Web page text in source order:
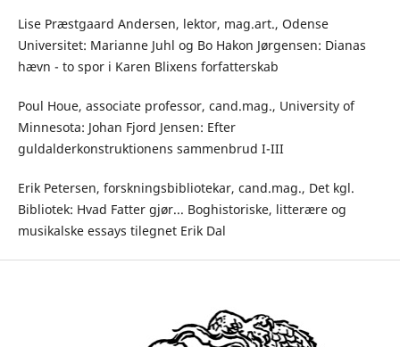
Lise Præstgaard Andersen, lektor, mag.art., Odense
Universitet: Marianne Juhl og Bo Hakon Jørgensen: Dianas
hævn - to spor i Karen Blixens forfatterskab
Poul Houe, associate professor, cand.mag., University of
Minnesota: Johan Fjord Jensen: Efter
guldalderkonstruktionens sammenbrud I-III
Erik Petersen, forskningsbibliotekar, cand.mag., Det kgl.
Bibliotek: Hvad Fatter gjør... Boghistoriske, litterære og
musikalske essays tilegnet Erik Dal